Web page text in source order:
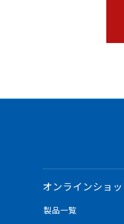
オンラインショ
製品一覧